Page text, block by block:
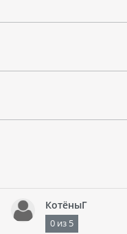
КотёныГ
0из 5